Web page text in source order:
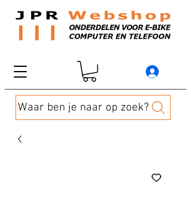
Waar ben je naar op zoek?